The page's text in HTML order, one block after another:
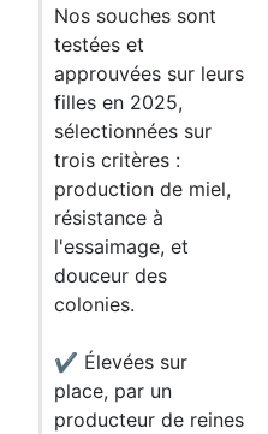
Nos souches sont
testées et
approuvées sur leurs
filles en 2025,
sélectionnées sur
trois critères :
production de miel,
résistance à
l'essaimage, et
douceur des
colonies.
✔ Élevées sur
place, par un
producteur de reines